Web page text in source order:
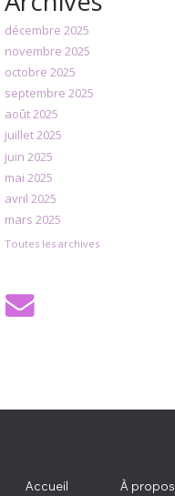
décembre 2025
novembre 2025
octobre 2025
septembre 2025
août 2025
juillet 2025
juin 2025
mai 2025
avril 2025
mars 2025
Toutes les archives
Accueil À propos